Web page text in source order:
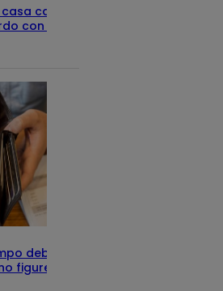
califica
con el Sisfoh
debe pasar
figuren en su